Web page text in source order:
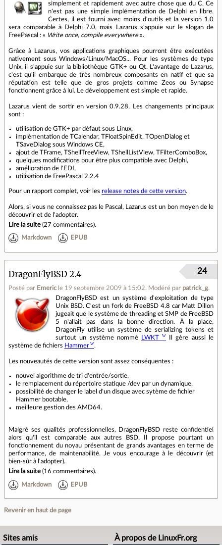
simplement et rapidement avec autre chose que du C. Ce
n'est pas une simple implémentation de Delphi en libre.
Certes, il est fourni avec moins d'outils et la version 1.0
sera comparable à Delphi 7.0, mais Lazarus s'appuie sur le slogan de
FreePascal : « Write once, compile everywhere».
Grâce à Lazarus, vos applications graphiques pourront être exécutées
nativement sous Windows/Linux/MacOS... Pour les systèmes de type
Unix, il s'appuie sur la bibliothèque GTK+ ou Qt. L'avantage de Lazarus,
c'est qu'il embarque de très nombreux composants en natif et que sa
réputation est telle que de gros projets comme Zeos ou Synapse
fonctionnent grâce à lui. Le développement est simple et rapide.
Lazarus vient de sortir en version 0.9.28. Les changements principaux
sont :
utilisation de GTK+ par défaut sous Linux,
implémentation de TCalendar, TFloatSpinEdit, TOpenDialog et
TSaveDialog sous Windows CE,
ajout de TFrame, TShellTreeView, TShellListView, TFilterComboBox,
quelques modifications pour être plus compatible avec Delphi,
amélioration de l'EDI,
utilisation de FreePascal 2.2.4
Pour un rapport complet, voir les release notes de cette version.
Alors, si vous ne connaissez pas le Pascal, Lazarus est un bon moyen de le
découvrir et de l'adopter.
Lire la suite (27 commentaires).
Markdown EPUB
DragonFlyBSD 2.4
Posté par Emeric le 19 septembre 2009 à 15:02. Modéré par patrick_g.
24
DragonFlyBSD est un système d'exploitation de type
Unix BSD. C'est un fork de FreeBSD 4.8 car Matt Dillon
jugeait que le système de threading et SMP de FreeBSD
5 n'allait pas dans la bonne direction. À la place,
DragonFly utilise un système de serializing tokens et
surtout un système nommé
LWKT
Il gère aussi le
système de fichiers Hammer .
Les nouveautés de cette version sont assez conséquentes :
nouvel algorithme de tri d'entrée/sortie,
le remplacement du répertoire statique /dev par un dynamique,
possibilité de changer le label d'un disque avec sytème de fichier
Hammer bootable,
meilleure gestion des AMD64.
Malgré ses qualités professionnelles, DragonFlyBSD reste confidentiel
alors qu'il est comparable aux autres BSD. Il propose pourtant un
fonctionnement du noyau présentant de grands avantages en terme de
performance, de maintenabilité. Je vous encourage à le découvrir (et
bien-sûr à l'adopter).
Lire la suite (16 commentaires).
Markdown EPUB
Revenir en haut de page
Sites amis À propos de LinuxFr.org